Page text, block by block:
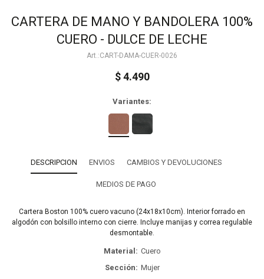
CARTERA DE MANO Y BANDOLERA 100%
CUERO - DULCE DE LECHE
CART-DAMA-CUER-0026
$ 4.490
Variantes:
DESCRIPCION ENVIOS CAMBIOS Y DEVOLUCIONES
MEDIOS DE PAGO
Cartera Boston 100% cuero vacuno (24x18x10cm). Interior forrado en
algodón con bolsillo interno con cierre. Incluye manijas y correa regulable
desmontable.
Material
Cuero
Sección
Mujer